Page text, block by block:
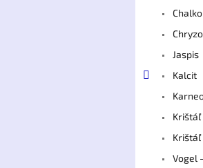
Jaspis
Kalcit
Krištáľ
Vogel